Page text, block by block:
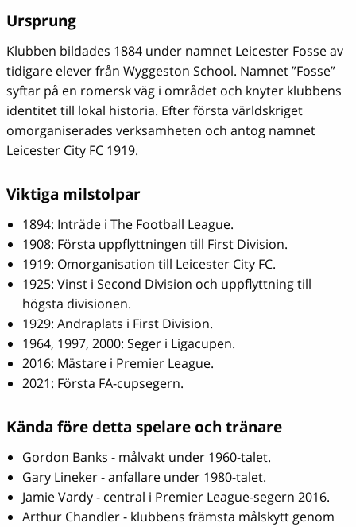
Ursprung
Klubben bildades 1884 under namnet Leicester Fosse av
tidigare elever från Wyggeston School. Namnet ”Fosse”
syftar på en romersk väg i området och knyter klubbens
identitet till lokal historia. Efter första världskriget
omorganiserades verksamheten och antog namnet
Leicester City FC 1919.
Viktiga milstolpar
1894: Inträde i The Football League.
1908: Första uppflyttningen till First Division.
1919: Omorganisation till Leicester City FC.
1925: Vinst i Second Division och uppflyttning till
högsta divisionen.
1929: Andraplats i First Division.
1964, 1997, 2000: Seger i Ligacupen.
2016: Mästare i Premier League.
2021: Första FA-cupsegern.
Kända före detta spelare och tränare
Gordon Banks - målvakt under 1960-talet.
Gary Lineker - anfallare under 1980-talet.
Jamie Vardy - central i Premier League-segern 2016.
Arthur Chandler - klubbens främsta målskytt genom